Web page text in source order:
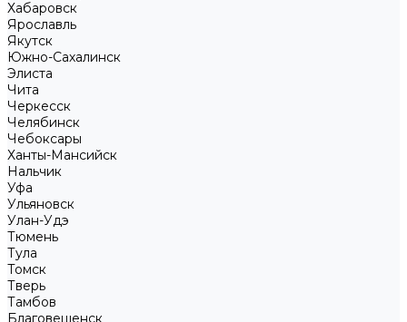
Хабаровск
Ярославль
Якутск
Южно-Сахалинск
Элиста
Чита
Черкесск
Челябинск
Чебоксары
Ханты-Мансийск
Нальчик
Уфа
Ульяновск
Улан-Удэ
Тюмень
Тула
Томск
Тверь
Тамбов
Благовещенск